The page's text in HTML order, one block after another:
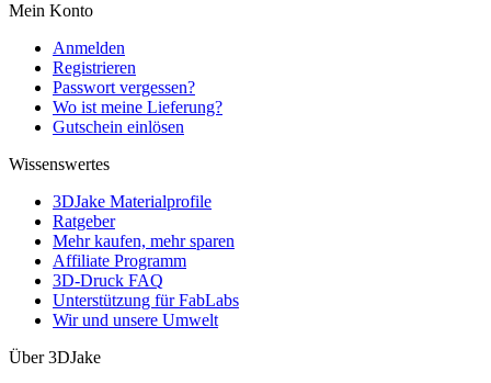
Mein Konto
Anmelden
Registrieren
Passwort vergessen?
Wo ist meine Lieferung?
Gutschein einlösen
Wissenswertes
3DJake Materialprofile
Ratgeber
Mehr kaufen, mehr sparen
Affiliate Programm
3D-Druck FAQ
Unterstützung für FabLabs
Wir und unsere Umwelt
Über 3DJake